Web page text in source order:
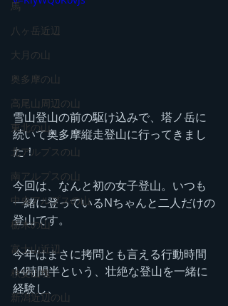
馬
八ヶ岳近辺
大月の山
奥多摩の山
高尾山周辺の山
東北の山
北アルプスの山
南アルプスの山
中央アルプスの山
栃木の山
富士山近辺
秩父山塊
新潟近辺の山
雪山登山の前の駆け込みで、塔ノ岳に
続いて奥多摩縦走登山に行ってきまし
た！
今回は、なんと初の女子登山。いつも
一緒に登っているNちゃんと二人だけの
登山です。
今年はまさに拷問とも言える行動時間
14時間半という、壮絶な登山を一緒に
経験し、